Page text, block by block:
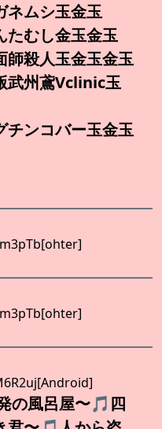
シ玉金玉
し金玉金玉
人玉金玉金玉
州鳶Vclinic玉
ンコバー玉金玉
の風呂屋〜🎵四